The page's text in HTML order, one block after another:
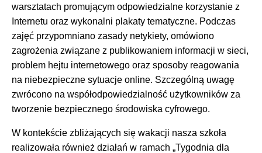
warsztatach promującym odpowiedzialne korzystanie z
Internetu oraz wykonalni plakaty tematyczne. Podczas
zajęć przypomniano zasady netykiety, omówiono
zagrożenia związane z publikowaniem informacji w sieci,
problem hejtu internetowego oraz sposoby reagowania
na niebezpieczne sytuacje online. Szczególną uwagę
zwrócono na współodpowiedzialność użytkowników za
tworzenie bezpiecznego środowiska cyfrowego.
W kontekście zbliżających się wakacji nasza szkoła
realizowała również działań w ramach „Tygodnia dla